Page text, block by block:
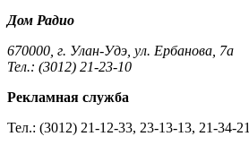
Дом Радио
670000, г. Улан-Удэ, ул. Ербанова, 7а
Тел.: (3012) 21-23-10
Рекламная служба
Тел.: (3012) 21-12-33, 23-13-13, 21-34-21